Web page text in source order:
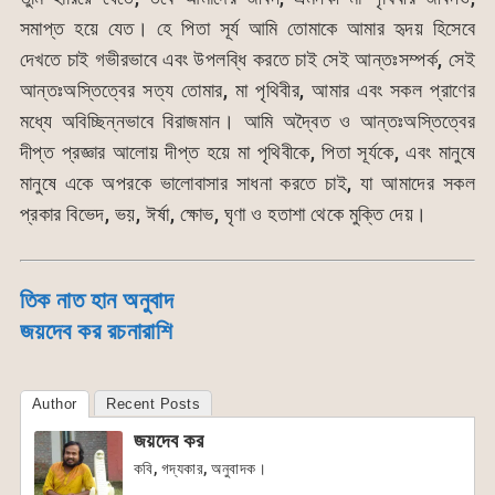
সমাপ্ত হয়ে যেত। হে পিতা সূর্য আমি তোমাকে আমার হৃদয় হিসেবে
দেখতে চাই গভীরভাবে এবং উপলব্ধি করতে চাই সেই আন্তঃসম্পর্ক, সেই
আন্তঃঅস্তিত্বের সত্য তোমার, মা পৃথিবীর, আমার এবং সকল প্রাণের
মধ্যে অবিচ্ছিন্নভাবে বিরাজমান। আমি অদ্বৈত ও আন্তঃঅস্তিত্বের
দীপ্ত প্রজ্ঞার আলোয় দীপ্ত হয়ে মা পৃথিবীকে, পিতা সূর্যকে, এবং মানুষে
মানুষে একে অপরকে ভালোবাসার সাধনা করতে চাই, যা আমাদের সকল
প্রকার বিভেদ, ভয়, ঈর্ষা, ক্ষোভ, ঘৃণা ও হতাশা থেকে মুক্তি দেয়।
তিক নাত হান অনুবাদ
জয়দেব কর রচনারাশি
Author Recent Posts
জয়দেব কর
কবি, গদ্যকার, অনুবাদক।